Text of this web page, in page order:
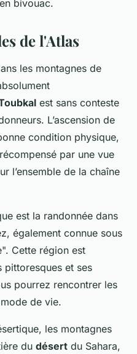
bivouac.
de l'Atlas
les montagnes de
est sans conteste
L’ascension de
condition physique,
par une vue
l’ensemble de la chaîne
est la randonnée dans
également connue sous
Cette région est
pittoresques et ses
pourrez rencontrer les
de vie.
les montagnes
du désert du Sahara,